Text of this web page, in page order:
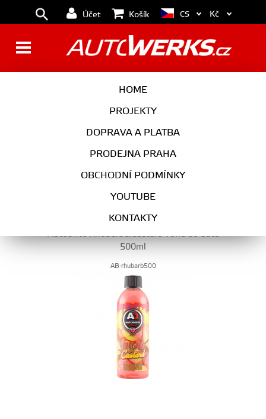
Účet Košík
HOME
PROJEKTY
DOPRAVA A PLATBA
PRODEJNA PRAHA
OBCHODNÍ PODMÍNKY
YOUTUBE
KONTAKTY
CS Kč
VŮNĚ DO AUTA
AUTOKOSMETIKA
Autobrite Rhubarb&Custard vůně do auta
500ml
AB-rhubarb500